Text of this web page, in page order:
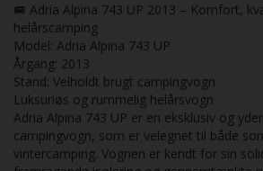
🚐 Adria Alpina 743 UP 2013 – Komfort,
helårscamping
Model: Adria Alpina 743 UP
Årgang: 2013
Stand: Velholdt brugt campingvogn
Luksuriøs og rummelig helårsvogn
Adria Alpina 743 UP er en eksklusiv og
campingvogn, som er velegnet til både
vintercamping. Vognen er kendt for sin